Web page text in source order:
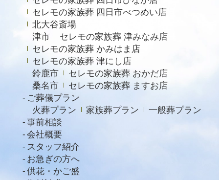
2022年9月
2022年8月
2022年4月
2022年2月
2021年11月
2021年6月
2021年4月
2021年2月
2021年1月
2020年12月
セレモの家族葬 四日市べつめい店
北大谷斎場
津市
セレモの家族葬 津みなみ店
セレモの家族葬 かみはま店
セレモの家族葬 津にし店
鈴鹿市
セレモの家族葬 おかだ店
桑名市
セレモの家族葬 ますお店
ご葬儀プラン
火葬プラン
家族葬プラン
一般葬プラン
事前相談
会社概要
スタッフ紹介
お急ぎの方へ
供花・かご盛